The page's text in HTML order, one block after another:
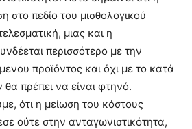
στο πεδίο του μισθολογικού
μιας και η
περισσότερο με την
προϊόντος και όχι με το κατά
πρέπει να είναι φτηνό.
ότι η μείωση του κόστους
ούτε στην ανταγωνιστικότητα,